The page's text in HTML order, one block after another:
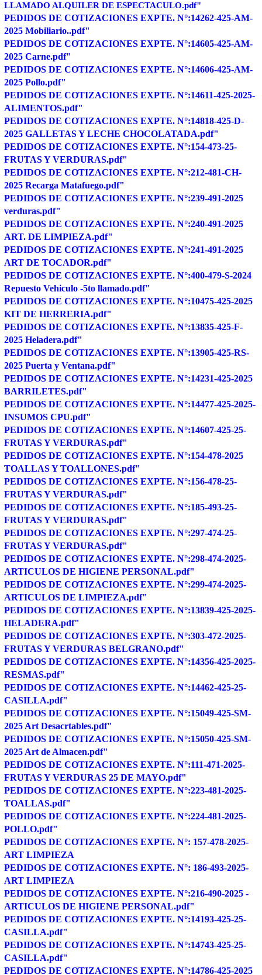
LLAMADO ALQUILER DE ESPECTACULO.pdf"
PEDIDOS DE COTIZACIONES EXPTE. N°:14262-425-AM-
2025 Mobiliario..pdf"
PEDIDOS DE COTIZACIONES EXPTE. N°:14605-425-AM-
2025 Carne.pdf"
PEDIDOS DE COTIZACIONES EXPTE. N°:14606-425-AM-
2025 Pollo.pdf"
PEDIDOS DE COTIZACIONES EXPTE. N°:14611-425-2025-
ALIMENTOS.pdf"
PEDIDOS DE COTIZACIONES EXPTE. N°:14818-425-D-
2025 GALLETAS Y LECHE CHOCOLATADA.pdf"
PEDIDOS DE COTIZACIONES EXPTE. N°:154-473-25-
FRUTAS Y VERDURAS.pdf"
PEDIDOS DE COTIZACIONES EXPTE. N°:212-481-CH-
2025 Recarga Matafuego.pdf"
PEDIDOS DE COTIZACIONES EXPTE. N°:239-491-2025
verduras.pdf"
PEDIDOS DE COTIZACIONES EXPTE. N°:240-491-2025
ART. DE LIMPIEZA.pdf"
PEDIDOS DE COTIZACIONES EXPTE. N°:241-491-2025
ART DE TOCADOR.pdf"
PEDIDOS DE COTIZACIONES EXPTE. N°:400-479-S-2024
Repuesto Vehiculo -5to llamado.pdf"
PEDIDOS DE COTIZACIONES EXPTE. N°:10475-425-2025
KIT DE HERRERIA.pdf"
PEDIDOS DE COTIZACIONES EXPTE. N°:13835-425-F-
2025 Heladera.pdf"
PEDIDOS DE COTIZACIONES EXPTE. N°:13905-425-RS-
2025 Puerta y Ventana.pdf"
PEDIDOS DE COTIZACIONES EXPTE. N°:14231-425-2025
BARRILETES.pdf"
PEDIDOS DE COTIZACIONES EXPTE. N°:14477-425-2025-
INSUMOS CPU.pdf"
PEDIDOS DE COTIZACIONES EXPTE. N°:14607-425-25-
FRUTAS Y VERDURAS.pdf"
PEDIDOS DE COTIZACIONES EXPTE. N°:154-478-2025
TOALLAS Y TOALLONES.pdf"
PEDIDOS DE COTIZACIONES EXPTE. N°:156-478-25-
FRUTAS Y VERDURAS.pdf"
PEDIDOS DE COTIZACIONES EXPTE. N°:185-493-25-
FRUTAS Y VERDURAS.pdf"
PEDIDOS DE COTIZACIONES EXPTE. N°:297-474-25-
FRUTAS Y VERDURAS.pdf"
PEDIDOS DE COTIZACIONES EXPTE. N°:298-474-2025-
ARTICULOS DE HIGIENE PERSONAL.pdf"
PEDIDOS DE COTIZACIONES EXPTE. N°:299-474-2025-
ARTICULOS DE LIMPIEZA.pdf"
PEDIDOS DE COTIZACIONES EXPTE. N°:13839-425-2025-
HELADERA.pdf"
PEDIDOS DE COTIZACIONES EXPTE. N°:303-472-2025-
FRUTAS Y VERDURAS BELGRANO.pdf"
PEDIDOS DE COTIZACIONES EXPTE. N°:14356-425-2025-
RESMAS.pdf"
PEDIDOS DE COTIZACIONES EXPTE. N°:14462-425-25-
CASILLA.pdf"
PEDIDOS DE COTIZACIONES EXPTE. N°:15049-425-SM-
2025 Art Desacrtables.pdf"
PEDIDOS DE COTIZACIONES EXPTE. N°:15050-425-SM-
2025 Art de Almacen.pdf"
PEDIDOS DE COTIZACIONES EXPTE. N°:111-471-2025-
FRUTAS Y VERDURAS 25 DE MAYO.pdf"
PEDIDOS DE COTIZACIONES EXPTE. N°:223-481-2025-
TOALLAS.pdf"
PEDIDOS DE COTIZACIONES EXPTE. N°:224-481-2025-
POLLO.pdf"
PEDIDOS DE COTIZACIONES EXPTE. N°: 157-478-2025-
ART LIMPIEZA
PEDIDOS DE COTIZACIONES EXPTE. N°: 186-493-2025-
ART LIMPIEZA
PEDIDOS DE COTIZACIONES EXPTE. N°:216-490-2025 -
ARTICULOS DE HIGIENE PERSONAL.pdf"
PEDIDOS DE COTIZACIONES EXPTE. N°:14193-425-25-
CASILLA.pdf"
PEDIDOS DE COTIZACIONES EXPTE. N°:14743-425-25-
CASILLA.pdf"
PEDIDOS DE COTIZACIONES EXPTE. N°:14786-425-2025